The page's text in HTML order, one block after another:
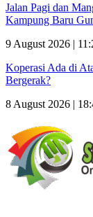
Jalan Pagi dan
Kampung Baru
9 August 2026 |
Koperasi Ada di
Bergerak?
8 August 2026 |